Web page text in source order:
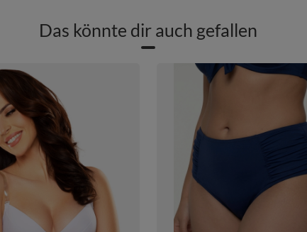
Das könnte dir auch gefallen